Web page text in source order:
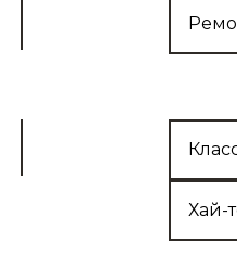
Монтаж полов
Отделка стен/
Хай-